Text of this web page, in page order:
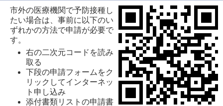
市外の医療機関で予防接種し
たい場合は、事前に以下のい
ずれかの方法で申請が必要で
す。
右の二次元コードを読み
取る
下段の申請フォームをク
リックしてインターネッ
ト申し込み
添付書類リストの申請書